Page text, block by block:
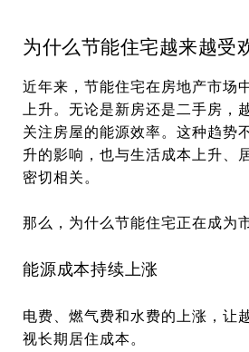
为什么节能住宅越来越受
近年来，节能住宅在房地产市场
上升。无论是新房还是二手房，
关注房屋的能源效率。这种趋势
升的影响，也与生活成本上升、
密切相关。
那么，为什么节能住宅正在成为
能源成本持续上涨
电费、燃气费和水费的上涨，让
视长期居住成本。